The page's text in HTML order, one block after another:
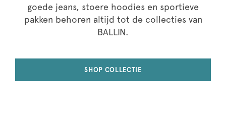
goede jeans, stoere hoodies en sportieve
pakken behoren altijd tot de collecties van
BALLIN.
SHOP COLLECTIE